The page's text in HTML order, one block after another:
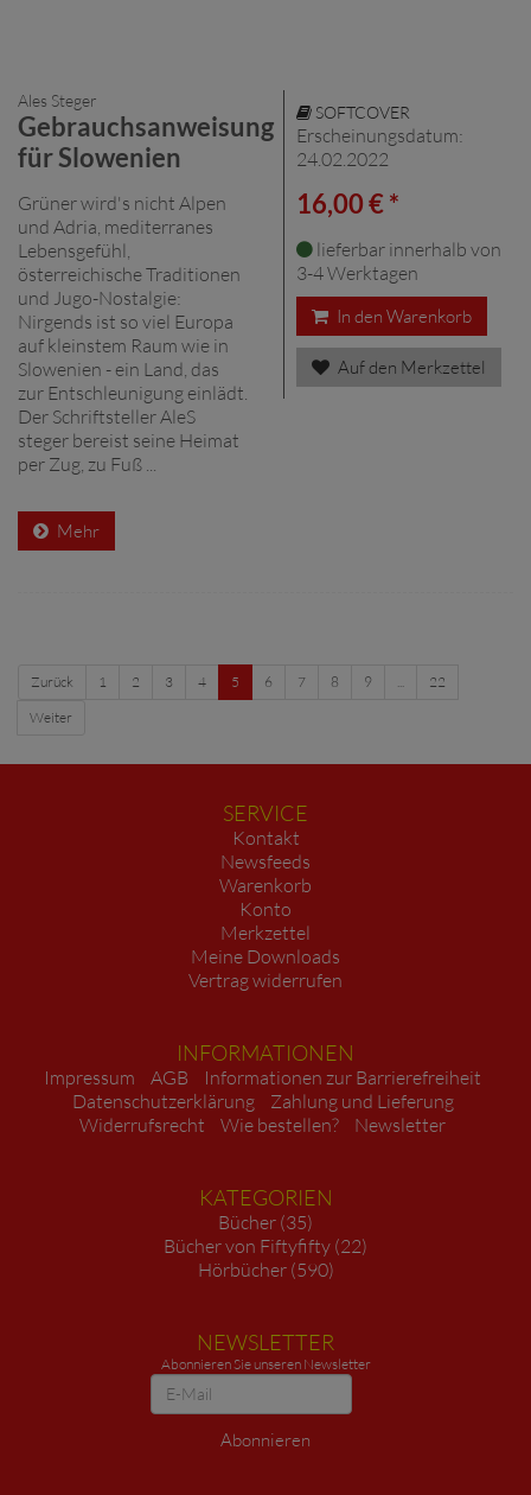
Ales Steger
Gebrauchsanweisung
für Slowenien
Grüner wird's nicht Alpen
und Adria, mediterranes
Lebensgefühl,
österreichische Traditionen
und Jugo-Nostalgie:
Nirgends ist so viel Europa
auf kleinstem Raum wie in
Slowenien - ein Land, das
zur Entschleunigung einlädt.
Der Schriftsteller AleS
steger bereist seine Heimat
per Zug, zu Fuß ...
Mehr
SOFTCOVER
Erscheinungsdatum:
24.02.2022
16,00 € *
lieferbar innerhalb von
3-4 Werktagen
In den Warenkorb
Auf den Merkzettel
Zurück 1 2 3 4 5 6 7 8 9
22
Weiter
SERVICE
Kontakt
Newsfeeds
Warenkorb
Konto
Merkzettel
Meine Downloads
Vertrag widerrufen
INFORMATIONEN
Impressum AGB
Informationen zur Barrierefreiheit
Datenschutzerklärung
Zahlung und Lieferung
Widerrufsrecht
Wie bestellen? Newsletter
KATEGORIEN
Bücher (35)
Bücher von Fiftyfifty (22)
Hörbücher (590)
NEWSLETTER
Abonnieren Sie unseren Newsletter
Newsletter
Abonnieren